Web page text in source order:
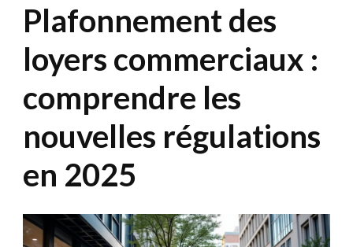
Plafonnement des
loyers commerciaux :
comprendre les
nouvelles régulations
en 2025